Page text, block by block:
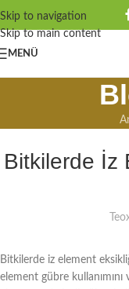
Skip to navigation
Skip to main content
MENÜ
Bitkilerde İz
Bitkilerde iz element
element gübre